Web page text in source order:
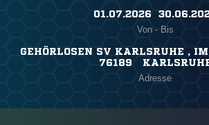
01.07.2026
Von - Bis
GEHÖRLOSEN SV KARLSRUHE ,
76189
Adresse